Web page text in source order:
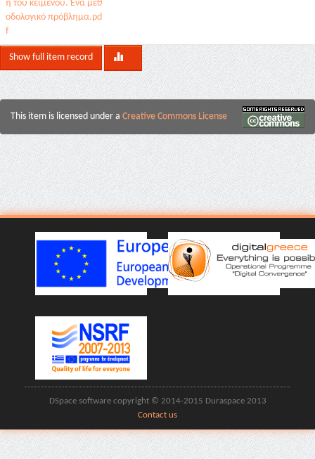
η του κειμένου. Ένα μεθ
οδολογικό πρόβλημα.pd
f
Show full item record
This item is licensed under a Creative Commons License
DSpace software copyright © 2014-2015 Duraspace 2013
Contact us